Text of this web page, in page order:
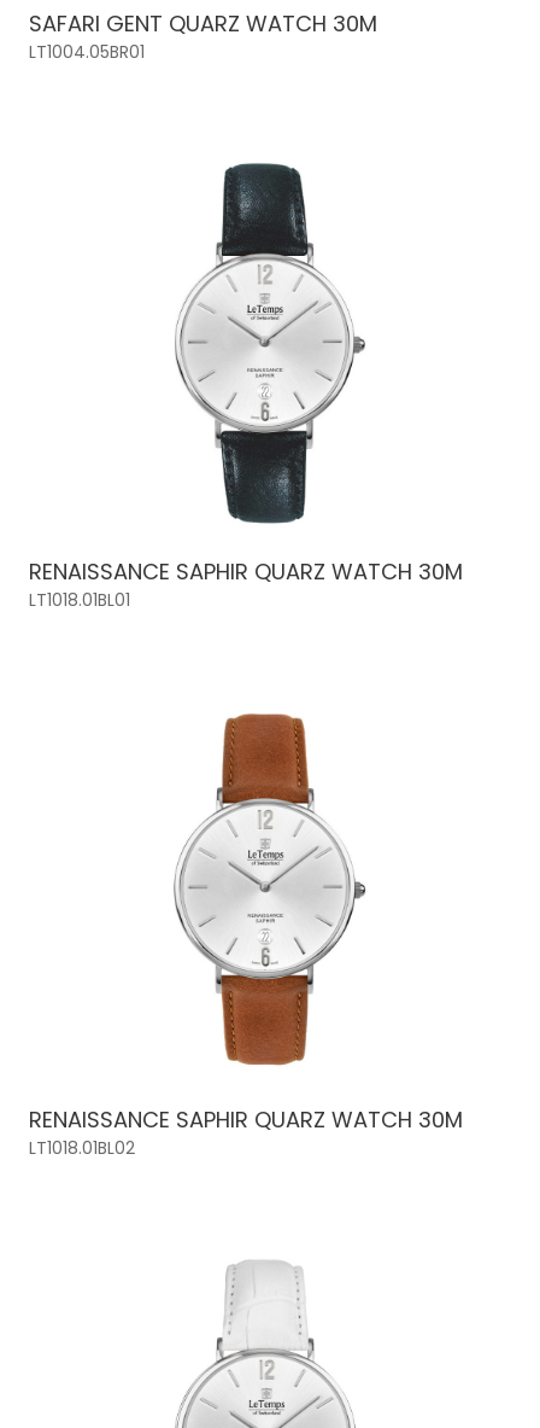
SAFARI GENT QUARZ WATCH 30M
LT1004.05BR01
RENAISSANCE SAPHIR QUARZ WATCH 30M
LT1018.01BL01
RENAISSANCE SAPHIR QUARZ WATCH 30M
LT1018.01BL02